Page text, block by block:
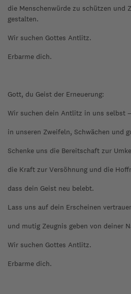
die Menschenwürde zu schützen und
gestalten.
Wir suchen Gottes Antlitz.
Erbarme dich.
Gott, du Geist der Erneuerung:
Wir suchen dein Antlitz in uns selbst
in unseren Zweifeln, Schwächen und
Schenke uns die Bereitschaft zur
die Kraft zur Versöhnung und die
dass dein Geist neu belebt.
Lass uns auf dein Erscheinen
und mutig Zeugnis geben von deiner
Wir suchen Gottes Antlitz.
Erbarme dich.